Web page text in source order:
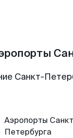
Санкт-
Аэропорты
Петербурга